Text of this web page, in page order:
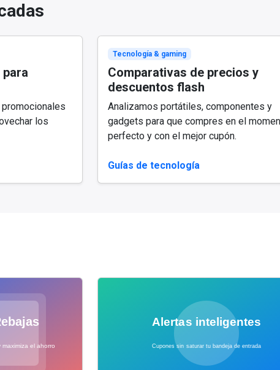
los
Tecnología & gaming
Comparativas de precios y
descuentos flash
Analizamos portátiles, componentes y
gadgets para que compres en el
perfecto y con el mejor cupón.
Guías de tecnología